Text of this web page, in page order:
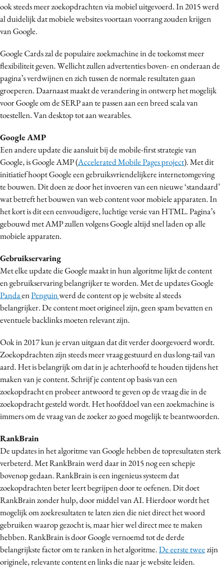
ook steeds meer zoekopdrachten via mobiel uitgevoerd. In 2015 werd
al duidelijk dat mobiele websites voortaan voorrang zouden krijgen
van Google.
Google Cards zal de populaire zoekmachine in de toekomst meer
flexibiliteit geven. Wellicht zullen advertenties boven- en onderaan de
pagina’s verdwijnen en zich tussen de normale resultaten gaan
groeperen. Daarnaast maakt de verandering in ontwerp het mogelijk
voor Google om de SERP aan te passen aan een breed scala van
toestellen. Van desktop tot aan wearables.
Google AMP
Een andere update die aansluit bij de mobile-first strategie van
Google, is Google AMP (Accelerated Mobile Pages project). Met dit
initiatief hoopt Google een gebruiksvriendelijkere internetomgeving
te bouwen. Dit doen ze door het invoeren van een nieuwe ‘standaard’
wat betreft het bouwen van web content voor mobiele apparaten. In
het kort is dit een eenvoudigere, luchtige versie van HTML. Pagina’s
gebouwd met AMP zullen volgens Google altijd snel laden op alle
mobiele apparaten.
Gebruikservaring
Met elke update die Google maakt in hun algoritme lijkt de content
en gebruikservaring belangrijker te worden. Met de updates Google
PandaenPenguinwerd de content op je website al steeds
belangrijker. De content moet origineel zijn, geen spam bevatten en
eventuele backlinks moeten relevant zijn.
Ook in 2017 kun je ervan uitgaan dat dit verder doorgevoerd wordt.
Zoekopdrachten zijn steeds meer vraag gestuurd en dus long-tail van
aard. Het is belangrijk om dat in je achterhoofd te houden tijdens het
maken van je content. Schrijf je content op basis van een
zoekopdracht en probeer antwoord te geven op de vraag die in de
zoekopdracht gesteld wordt. Het hoofddoel van een zoekmachine is
immers om de vraag van de zoeker zo goed mogelijk te beantwoorden.
RankBrain
De updates in het algoritme van Google hebben de topresultaten sterk
verbeterd. Met RankBrain werd daar in 2015 nog een schepje
bovenop gedaan. RankBrain is een ingenieus systeem dat
zoekopdrachten beter leert begrijpen door te oefenen. Dit doet
RankBrain zonder hulp, door middel van AI. Hierdoor wordt het
mogelijk om zoekresultaten te laten zien die niet direct het woord
gebruiken waarop gezocht is, maar hier wel direct mee te maken
hebben. RankBrain is door Google vernoemd tot de derde
belangrijkste factor om te ranken in het algoritme.De eerste tweezijn
originele, relevante content en links die naar je website leiden.